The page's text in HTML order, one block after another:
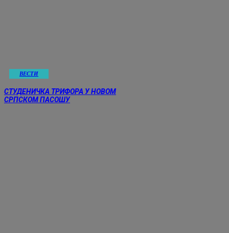
ВЕСТИ
СТУДЕНИЧКА ТРИФОРА У НОВОМ
СРПСКОМ ПАСОШУ